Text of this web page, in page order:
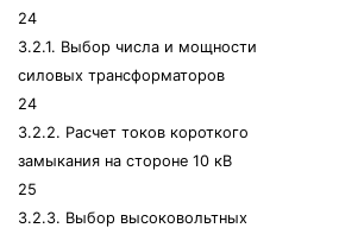
24
3.2.1. Выбор числа и мощности
силовых трансформаторов
24
3.2.2. Расчет токов короткого
замыкания на стороне 10 кВ
25
3.2.3. Выбор высоковольтных